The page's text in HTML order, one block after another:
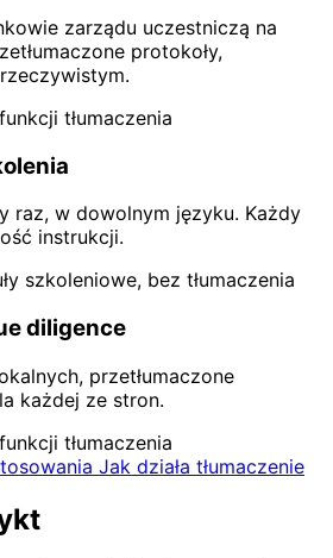
zarządu uczestniczą na
protokoły,
tłumaczenia
raz, w dowolnym języku. Każdy
instrukcji.
szkoleniowe, bez tłumaczenia
diligence
przetłumaczone
każdej ze stron.
tłumaczenia
Jak działa tłumaczenie